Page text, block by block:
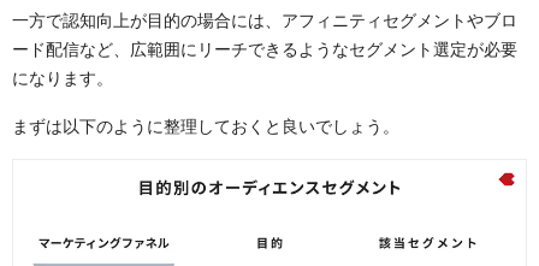
一方で認知向上が目的の場合には、アフィニティセグメントやブロ
ード配信など、広範囲にリーチできるようなセグメント選定が必要
になります。
まずは以下のように整理しておくと良いでしょう。